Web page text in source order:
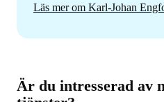
Läs mer om Karl-Johan
Är du intresserad av